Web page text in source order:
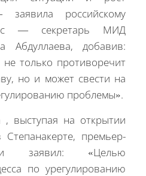
заявила
российскому
— секретарь МИД
Абдуллаева, добавив:
только противоречит
но и может свести на
проблемы».
, выступая на открытии
Степанакерте, премьер-
заявил: «Целью
по урегулированию